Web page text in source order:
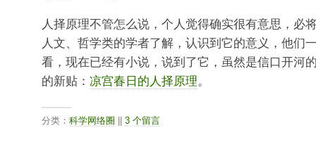
人择原理不管怎么说，个人觉得确实很有意思，必
人文、哲学类的学者了解，认识到它的意义，他们
看，现在已经有小说，说到了它，虽然是信口开河
的新贴： 凉宫春日的人择原理。
分类： 科学网络圈 3 个留言